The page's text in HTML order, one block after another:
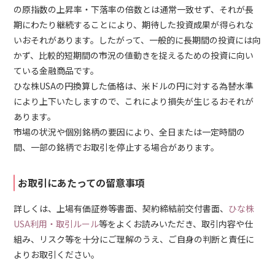
の原指数の上昇率・下落率の倍数とは通常一致せず、それが長
期にわたり継続することにより、期待した投資成果が得られな
いおそれがあります。したがって、一般的に長期間の投資には向
かず、比較的短期間の市況の値動きを捉えるための投資に向い
ている金融商品です。
ひな株USAの円換算した価格は、米ドルの円に対する為替水準
により上下いたしますので、これにより損失が生じるおそれが
あります。
市場の状況や個別銘柄の要因により、全日または一定時間の
間、一部の銘柄でお取引を停止する場合があります。
お取引にあたっての留意事項
詳しくは、上場有価証券等書面、契約締結前交付書面、 ひな株
USA利用・取引ルール等をよくお読みいただき、取引内容や仕
組み、リスク等を十分にご理解のうえ、ご自身の判断と責任に
よりお取引ください。